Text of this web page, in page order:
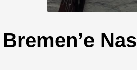
Bremen’e